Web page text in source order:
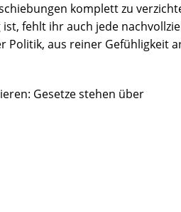
komplett zu
fehlt ihr auch jede
Politik, aus reiner Gefühligkeit
Gesetze stehen über